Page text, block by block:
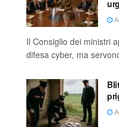
Il Consiglio dei ministri
difesa cyber, ma